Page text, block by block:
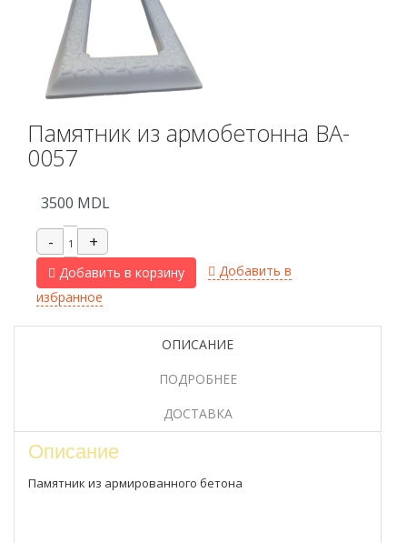
Памятник из армобетонна BA-
0057
3500 MDL
Добавить в корзину
Добавить в
избранное
ОПИСАНИЕ
ПОДРОБНЕЕ
ДОСТАВКА
Описание
Памятник из армированного бетона